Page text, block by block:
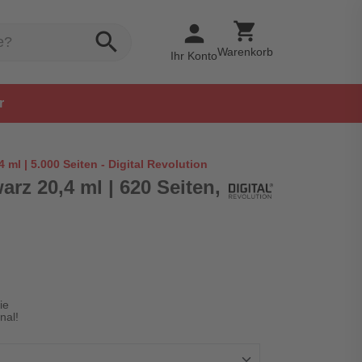
search person
Ihr Konto
shopping_cart
Warenkorb
ml | 5.000 Seiten - Digital Revolution
20,4 ml | 620 Seiten,